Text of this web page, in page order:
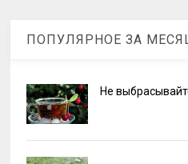
ПОПУЛЯРНОЕ ЗА
Не